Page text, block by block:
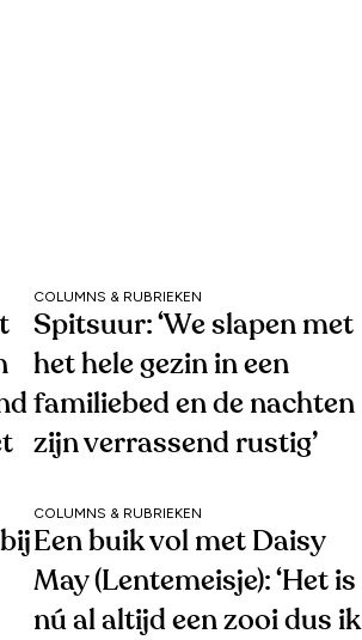
COLUMNS & RUBRIEKEN
Spitsuur: ‘We slapen met
het hele gezin in een
familiebed en de nachten
zijn verrassend rustig’
COLUMNS & RUBRIEKEN
Een buik vol met Daisy
May (Lentemeisje): ‘Het is
nú al altijd een zooi dus ik